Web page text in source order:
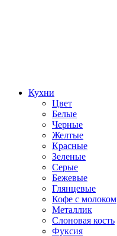
Кухни
Цвет
Белые
Черные
Желтые
Красные
Зеленые
Серые
Бежевые
Глянцевые
Кофе с молоком
Металлик
Слоновая кость
Фуксия